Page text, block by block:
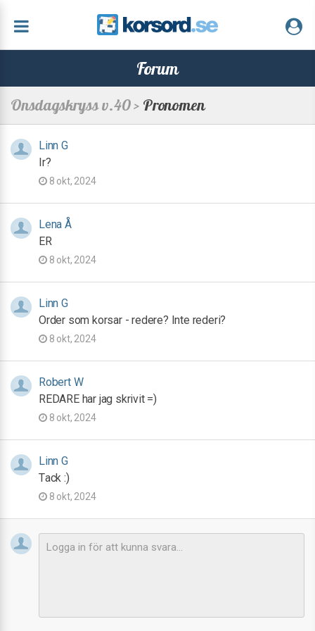
Forum
Onsdagskryss v.40 > Pronomen
Linn G
Ir?
8 okt, 2024
Lena Å
ER
8 okt, 2024
Linn G
Order som korsar - redere? Inte rederi?
8 okt, 2024
Robert W
REDARE har jag skrivit =)
8 okt, 2024
Linn G
Tack :)
8 okt, 2024